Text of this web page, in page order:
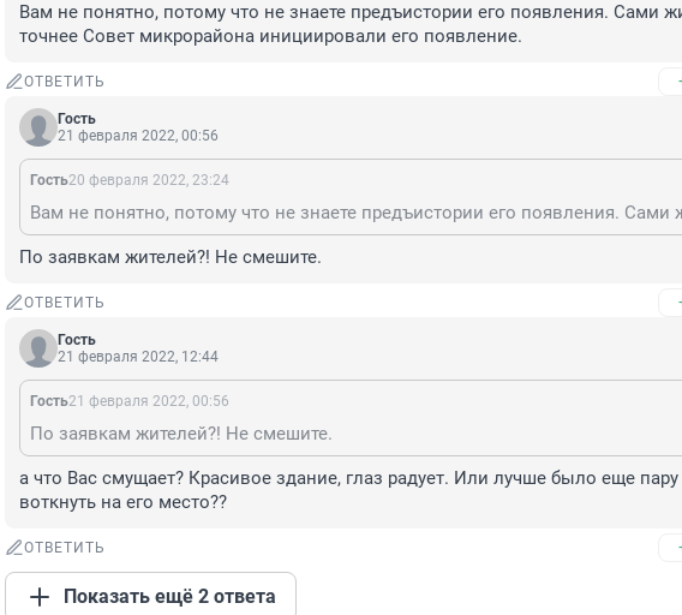
Вам не понятно, потому что не знаете предъистории его появления. Сами
точнее Совет микрорайона инициировали его появление.
ОТВЕТИТЬ
Гость
21 февраля 2022, 00:56
Гость20 февраля 2022, 23:24
По заявкам жителей?! Не смешите.
ОТВЕТИТЬ
Гость
21 февраля 2022, 12:44
Гость21 февраля 2022, 00:56
По заявкам жителей?! Не смешите.
а что Вас смущает? Красивое здание, глаз радует. Или лучше было еще пару
воткнуть на его место??
ОТВЕТИТЬ
Показать ещё 2 ответа